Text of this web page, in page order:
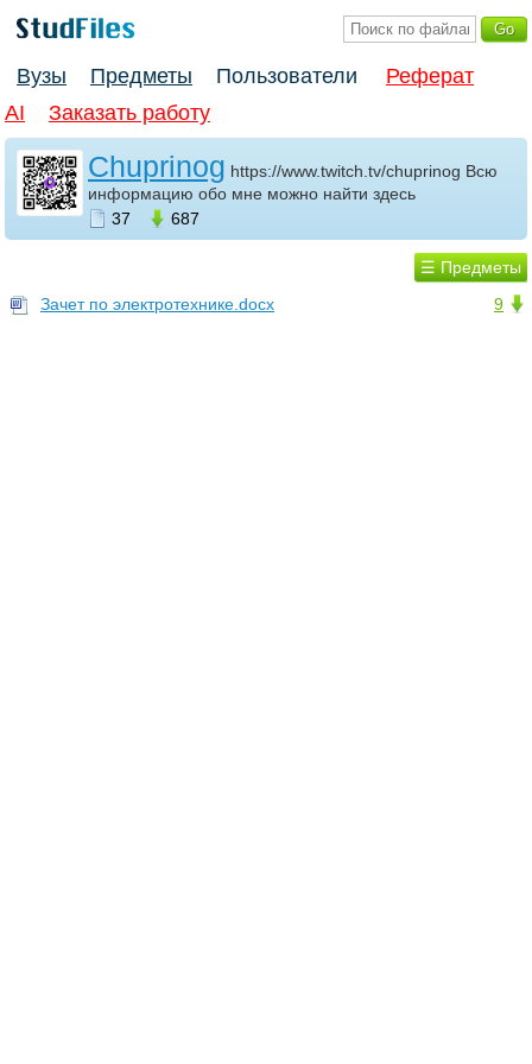
Вузы Предметы Пользователи
Реферат
AI
Заказать работу
Chuprinog https://www.twitch.tv/chuprinog Всю
информацию обо мне можно найти здесь
37
687
☰ Предметы
9
Зачет по электротехнике.docx